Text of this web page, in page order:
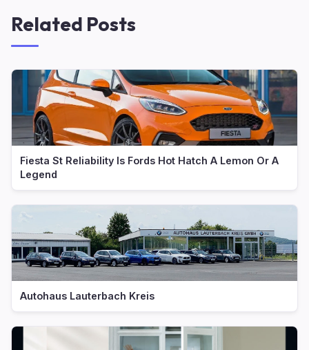
Related Posts
Fiesta St Reliability Is Fords Hot Hatch A Lemon Or A
Legend
Autohaus Lauterbach Kreis